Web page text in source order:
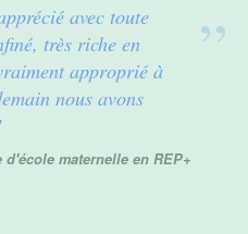
avec toute
très riche en
approprié à
nous avons
d'école maternelle en REP+